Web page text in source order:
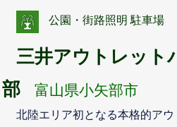
公園・街路照明 駐車場
三井アウトレット
部
富山県小矢部市
北陸エリア初となる本格的ア